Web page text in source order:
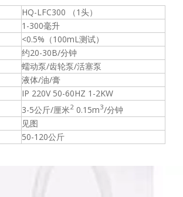
HQ-LFC300 （1头）
1-300毫升
<0.5%（100mL测试）
约20-30B/分钟
蠕动泵/齿轮泵/活塞泵
液体/油/膏
IP 220V 50-60HZ 1-2KW
3-5公斤/厘米2 0.15m3/分钟
见图
50-120公斤